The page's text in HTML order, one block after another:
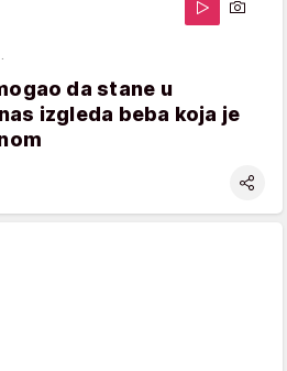
da stane u
izgleda beba koja je